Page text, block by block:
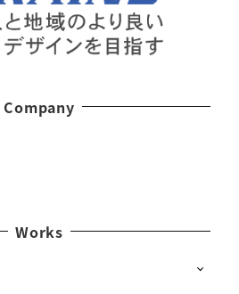
Company
Works